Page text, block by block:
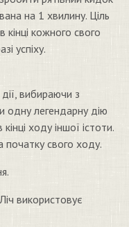
на 1 хвилину. Ціль
кожного свого
успіху.
вибираючи з
одну легендарну дію
ходу іншої істоти.
початку свого ходу.
Ліч використовує